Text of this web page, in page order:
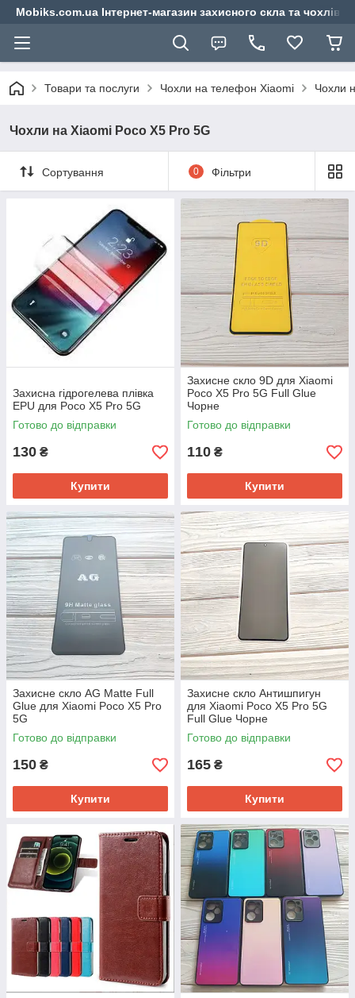
Mobiks.com.ua Інтернет-магазин захисного скла та чохлів
Товари та послуги Чохли на телефон Xiaomi Чохли
Чохли на Xiaomi Poco X5 Pro 5G
Сортування 0 Фільтри
Захисна гідрогелева плівка
EPU для Poco X5 Pro 5G
Готово до відправки
130 ₴
Купити
Захисне скло 9D для Xiaomi
Poco X5 Pro 5G Full Glue
Чорне
Готово до відправки
110 ₴
Купити
Захисне скло AG Matte Full
Glue для Xiaomi Poco X5 Pro
5G
Готово до відправки
150 ₴
Купити
Захисне скло Антишпигун
для Xiaomi Poco X5 Pro 5G
Full Glue Чорне
Готово до відправки
165 ₴
Купити